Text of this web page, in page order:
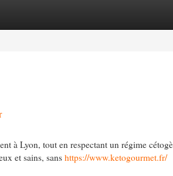
à Lyon, tout en respectant un régime
et sains, sans https://www.ketogourmet.fr/